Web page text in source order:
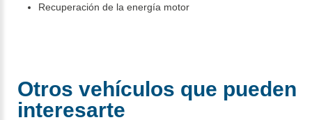
Recuperación de la energía motor
Otros vehículos que pueden
interesarte